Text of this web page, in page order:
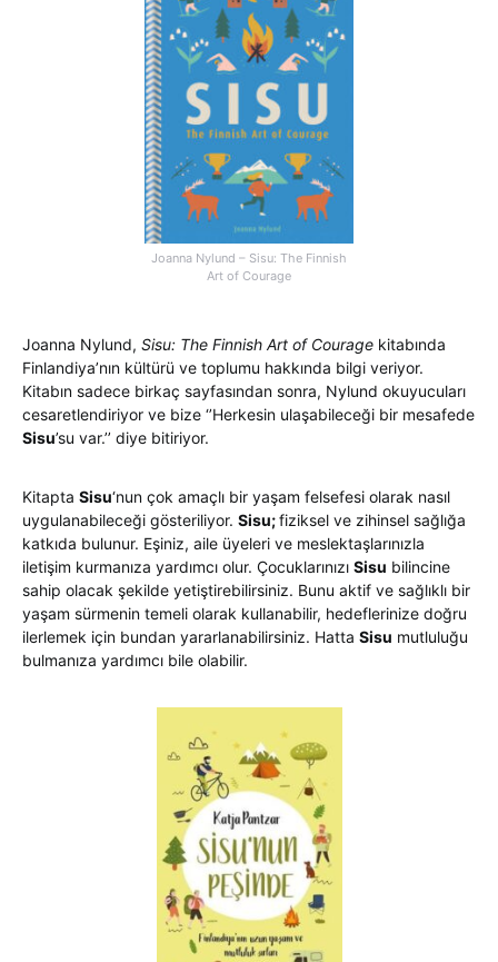
Joanna Nylund – Sisu: The Finnish
Art of Courage
Joanna Nylund, Sisu: The Finnish Art of Courage kitabında
Finlandiya’nın kültürü ve toplumu hakkında bilgi veriyor.
Kitabın sadece birkaç sayfasından sonra, Nylund okuyucuları
cesaretlendiriyor ve bize ‘’Herkesin ulaşabileceği bir mesafede
Sisu’su var.’’ diye bitiriyor.
Kitapta Sisu‘nun çok amaçlı bir yaşam felsefesi olarak nasıl
uygulanabileceği gösteriliyor. Sisu;fiziksel ve zihinsel sağlığa
katkıda bulunur. Eşiniz, aile üyeleri ve meslektaşlarınızla
iletişim kurmanıza yardımcı olur. Çocuklarınızı Sisu bilincine
sahip olacak şekilde yetiştirebilirsiniz. Bunu aktif ve sağlıklı bir
yaşam sürmenin temeli olarak kullanabilir, hedeflerinize doğru
ilerlemek için bundan yararlanabilirsiniz. Hatta Sisu mutluluğu
bulmanıza yardımcı bile olabilir.